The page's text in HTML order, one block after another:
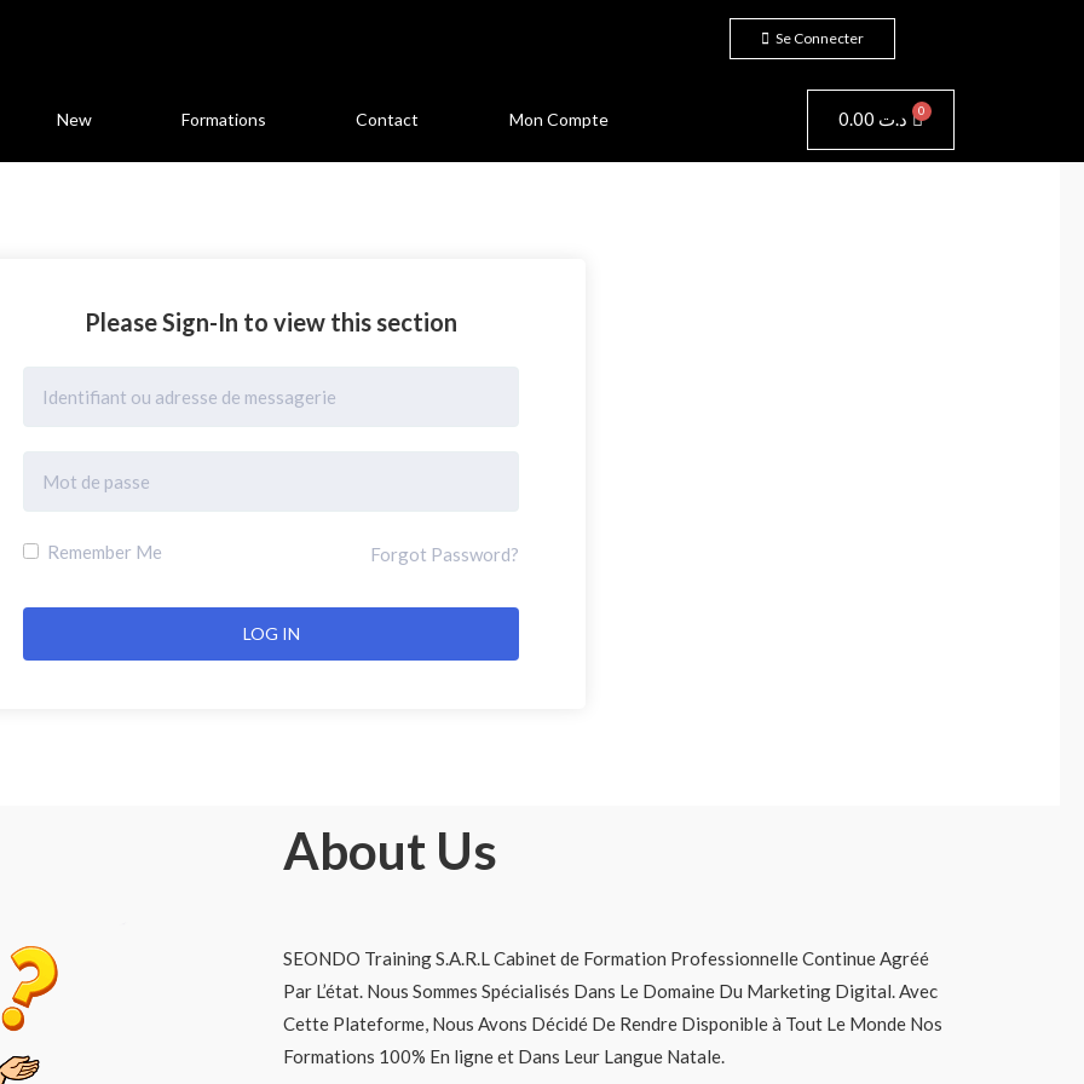
Se Connecter
New Formations Contact Mon Compte 0.00 د.ت Panier
Please Sign-In to view this section
Remember Me Forgot Password?
About Us
SEONDO Training S.A.R.L Cabinet de Formation Professionnelle Continue Agréé
Par L’état. Nous Sommes Spécialisés Dans Le Domaine Du Marketing Digital. Avec
Cette Plateforme, Nous Avons Décidé De Rendre Disponible à Tout Le Monde Nos
Formations 100% En ligne et Dans Leur Langue Natale.